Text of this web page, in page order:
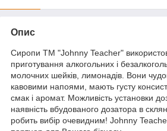
Опис
Сиропи ТМ "Johnny Teacher"
приготування алкогольних і
молочних шейків, лимонадів. Вони
кавовими напоями, мають густу
смак і аромат. Можливість установки
наявність вбудованого дозатора в
робить вибір очевидним! Johnny